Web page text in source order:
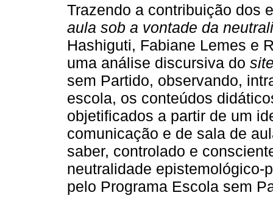
Trazendo a contribuição dos
aula sob a vontade da
Hashiguti, Fabiane Lemes e
uma análise discursiva do
sem Partido, observando,
escola, os conteúdos
objetificados a partir de um
comunicação e de sala de
saber, controlado e
neutralidade
pelo Programa Escola sem